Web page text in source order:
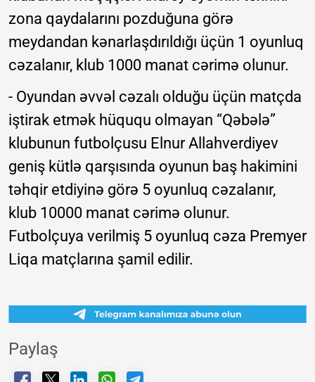
zona qaydalarını pozduğuna görə
meydandan kənarlaşdırıldığı üçün 1 oyunluq
cəzalanır, klub 1000 manat cərimə olunur.
- Oyundan əvvəl cəzalı olduğu üçün matçda
iştirak etmək hüququ olmayan “Qəbələ”
klubunun futbolçusu Elnur Allahverdiyev
geniş kütlə qarşısında oyunun baş hakimini
təhqir etdiyinə görə 5 oyunluq cəzalanır,
klub 10000 manat cərimə olunur.
Futbolçuya verilmiş 5 oyunluq cəza Premyer
Liqa matçlarına şamil edilir.
Paylaş